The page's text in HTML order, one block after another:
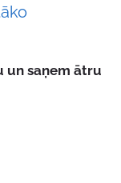
un saņem ātru